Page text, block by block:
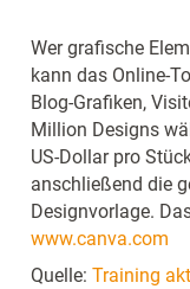
Wer grafische
kann das Online-
Blog-Grafiken,
Million Designs
US-Dollar pro
anschließend die
Designvorlage.
www.canva.com
Quelle: Training